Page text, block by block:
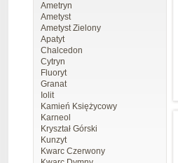
Ametryn
Ametyst
Ametyst Zielony
Apatyt
Chalcedon
Cytryn
Fluoryt
Granat
Iolit
Kamień Księżycowy
Karneol
Kryształ Górski
Kunzyt
Kwarc Czerwony